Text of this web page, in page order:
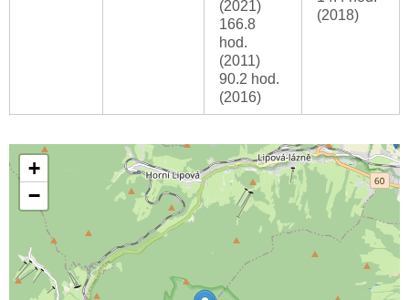
(2021)
166.8
hod.
(2011)
90.2 hod.
(2016)
(2018)
+
−